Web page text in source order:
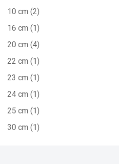
10 cm (2)
16 cm (1)
20 cm (4)
22 cm (1)
23 cm (1)
24 cm (1)
25 cm (1)
30 cm (1)